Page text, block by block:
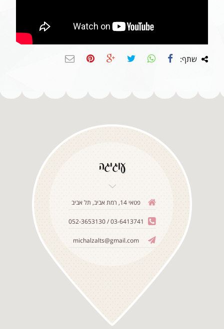
שתף:
עוגיגה
פטאי 14, רמת אביב, תל אביב
03-6413741 / 052-3653130
michalzalts@gmail.com